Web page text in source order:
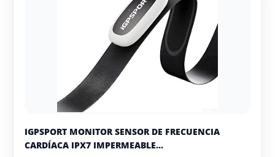
IGPSPORT MONITOR SENSOR DE FRECUENCIA
CARDÍACA IPX7 IMPERMEABLE...